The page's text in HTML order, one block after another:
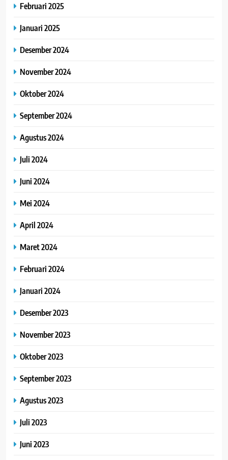
Februari 2025
Januari 2025
Desember 2024
November 2024
Oktober 2024
September 2024
Agustus 2024
Juli 2024
Juni 2024
Mei 2024
April 2024
Maret 2024
Februari 2024
Januari 2024
Desember 2023
November 2023
Oktober 2023
September 2023
Agustus 2023
Juli 2023
Juni 2023